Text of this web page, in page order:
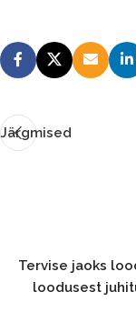
Järgmised
Tervise jaoks
loodusest